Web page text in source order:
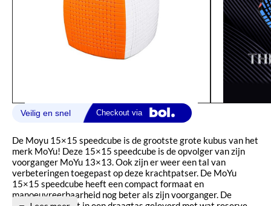
De Moyu 15×15 speedcube is de grootste grote kubus van het
merk MoYu! Deze 15×15 speedcube is de opvolger van zijn
voorganger MoYu 13×13. Ook zijn er weer een tal van
verbeteringen toegepast op deze krachtpatser. De MoYu
15×15 speedcube heeft een compact formaat en
manoeuvreerbaarheid nog beter als zijn voorganger. De